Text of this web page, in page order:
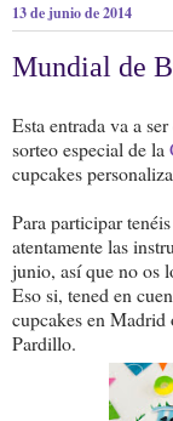
13 de junio de 2014
Mundial de
Esta entrada va a
sorteo especial de la
cupcakes
Para participar
atentamente las
junio, así que no os
Eso si, tened en
cupcakes en Madrid
Pardillo.